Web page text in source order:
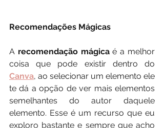
Recomendações Mágicas
A recomendação mágica é a melhor
Canva, ao selecionar um elemento ele
te dá a opção de ver mais elementos
semelhantes do autor daquele
elemento. Esse é um recurso que eu
exploro bastante e sempre que acho